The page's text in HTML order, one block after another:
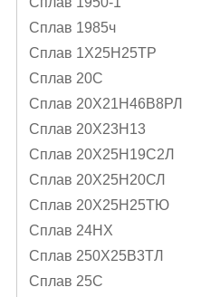
Сплав 1985ч
Сплав 1Х25Н25ТР
Сплав 20С
Сплав 20Х21Н46В8РЛ
Сплав 20Х23Н13
Сплав 20Х25Н19С2Л
Сплав 20Х25Н20СЛ
Сплав 20Х25Н25ТЮ
Сплав 24НХ
Сплав 250Х25В3ТЛ
Сплав 25С